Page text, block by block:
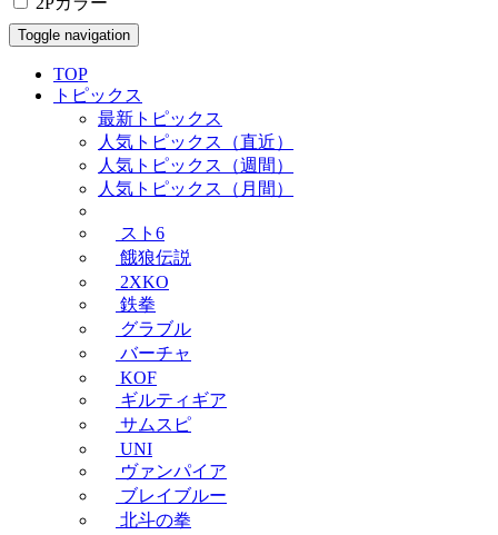
Toggle navigation
TOP
トピックス
最新トピックス
人気トピックス（直近）
人気トピックス（週間）
人気トピックス（月間）
スト6
餓狼伝説
2XKO
鉄拳
グラブル
バーチャ
KOF
ギルティギア
サムスピ
UNI
ヴァンパイア
ブレイブルー
北斗の拳